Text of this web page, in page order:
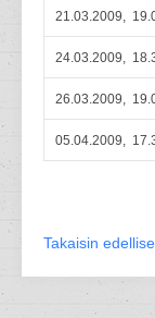
21.03.2009,
24.03.2009,
26.03.2009,
05.04.2009,
Takaisin